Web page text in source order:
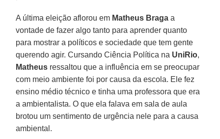
A última eleição aflorou em Matheus Braga a
vontade de fazer algo tanto para aprender quanto
para mostrar a políticos e sociedade que tem gente
querendo agir. Cursando Ciência Política na UniRio,
Matheus ressaltou que a influência em se preocupar
com meio ambiente foi por causa da escola. Ele fez
ensino médio técnico e tinha uma professora que era
a ambientalista. O que ela falava em sala de aula
brotou um sentimento de urgência nele para a causa
ambiental.